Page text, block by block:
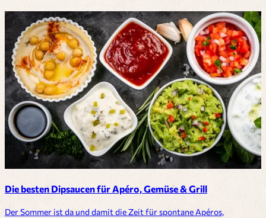
Die besten Dipsaucen für Apéro, Gemüse & Grill
Der Sommer ist da und damit die Zeit für spontane Apéros,